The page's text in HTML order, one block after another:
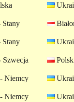
Stany
Stany
Szwecja
Niemcy
Niemcy